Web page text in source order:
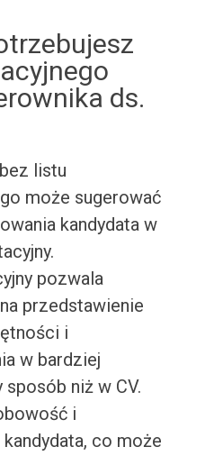
ds.
listu
może sugerować
kandydata w
pozwala
przedstawienie
i
w bardziej
sposób niż w CV.
i
co może